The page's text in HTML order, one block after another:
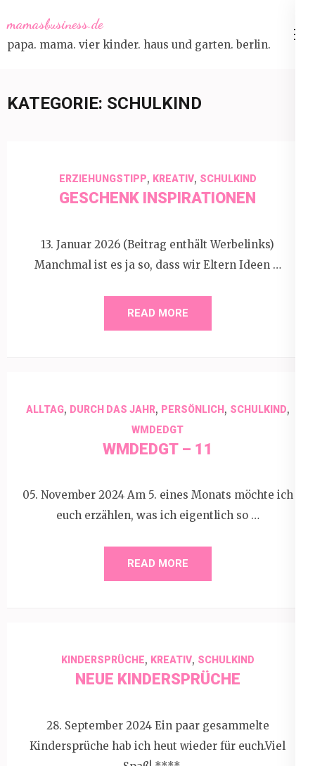
to
content
mamasbusiness.de
papa. mama. vier kinder. haus und garten. berlin.
KATEGORIE: SCHULKIND
ERZIEHUNGSTIPP, KREATIV, SCHULKIND
GESCHENK INSPIRATIONEN
13. Januar 2026 (Beitrag enthält Werbelinks)
Manchmal ist es ja so, dass wir Eltern Ideen …
READ MORE
ALLTAG, DURCH DAS JAHR, PERSÖNLICH, SCHULKIND,
WMDEDGT
WMDEDGT – 11
05. November 2024 Am 5. eines Monats möchte ich
euch erzählen, was ich eigentlich so …
READ MORE
KINDERSPRÜCHE, KREATIV, SCHULKIND
NEUE KINDERSPRÜCHE
28. September 2024 Ein paar gesammelte
Kindersprüche hab ich heut wieder für euch.Viel